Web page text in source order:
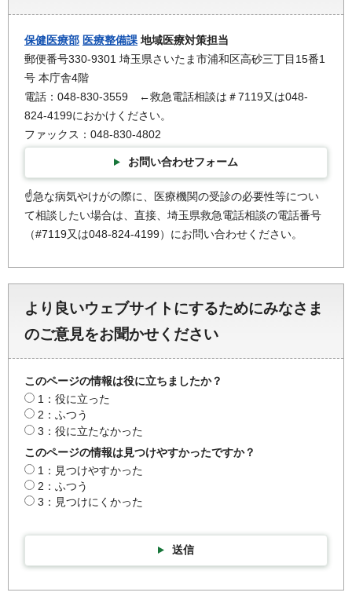
保健医療部 医療整備課 地域医療対策担当
郵便番号330-9301 埼玉県さいたま市浦和区高砂三丁目15番1
号 本庁舎4階
電話：048-830-3559 ←救急電話相談は＃7119又は048-
824-4199におかけください。
ファックス：048-830-4802
お問い合わせフォーム
☝急な病気やけがの際に、医療機関の受診の必要性等につい
て相談したい場合は、直接、埼玉県救急電話相談の電話番号
（#7119又は048-824-4199）にお問い合わせください。
より良いウェブサイトにするためにみなさま
のご意見をお聞かせください
このページの情報は役に立ちましたか？
1：役に立った
2：ふつう
3：役に立たなかった
このページの情報は見つけやすかったですか？
1：見つけやすかった
2：ふつう
3：見つけにくかった
送信